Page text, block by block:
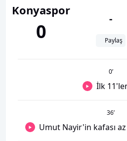
Konyaspor
0
-
Paylaş
0’
İlk
36’
Umut Nayir'in kafası